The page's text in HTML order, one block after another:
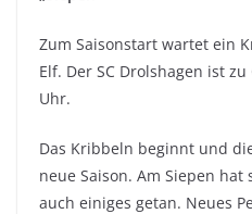
Zum Saisonstart wartet ein
Elf. Der SC Drolshagen ist
Uhr.
Das Kribbeln beginnt und
neue Saison. Am Siepen
auch einiges getan. Neues